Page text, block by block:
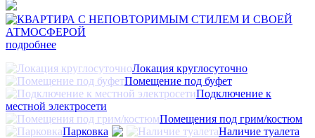
подробнее
Локация круглосуточно
Помещение под буфет
Подключение к
местной электросети
Помещения под грим/костюм
Парковка
Наличие туалета